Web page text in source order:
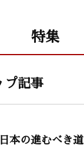
特集
プ記事
本の進むべき道